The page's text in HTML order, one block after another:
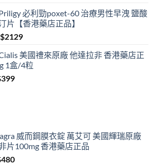
is:
$480.
必利勁poxet-60 治療男性早洩 鹽酸
片【香港藥店正品】
$2129Price
$829
through
美國禮來原廠 他達拉非 香港藥店正
1盒/4粒
399Current
威而鋼膜衣錠 萬艾可 美國輝瑞原廠
片100mg 香港藥店正品
480Current